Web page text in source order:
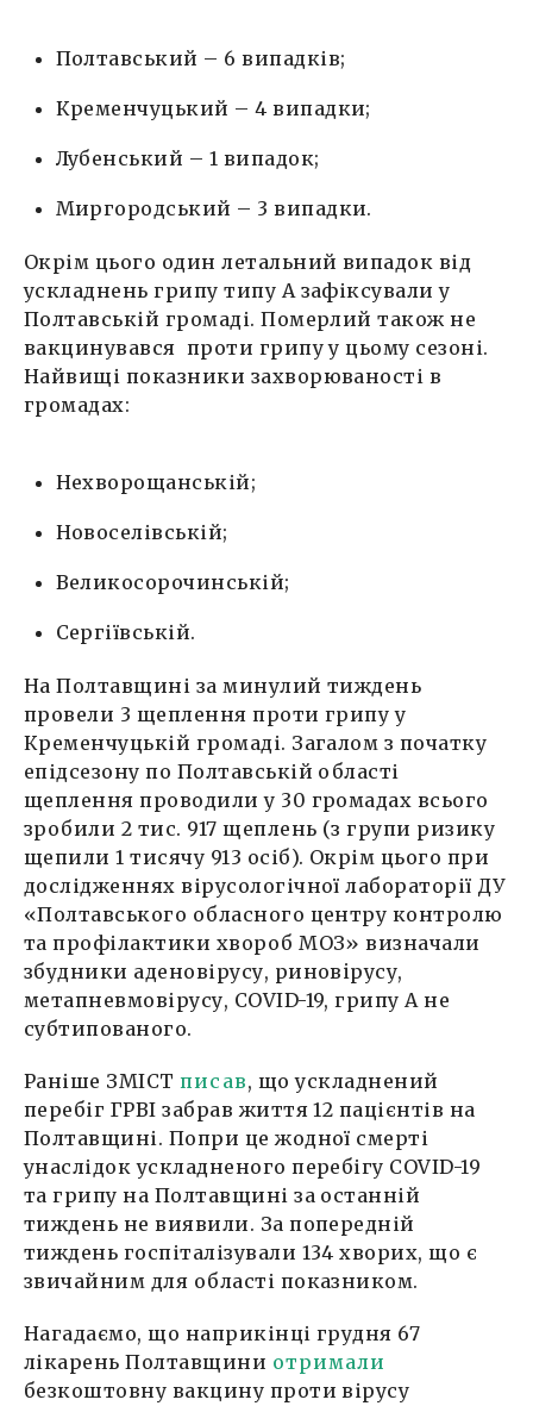
Полтавський – 6 випадків;
Кременчуцький – 4 випадки;
Лубенський – 1 випадок;
Миргородський – 3 випадки.
Окрім цього один летальний випадок від
ускладнень грипу типу А зафіксували у
Полтавській громаді. Померлий також не
вакцинувався проти грипу у цьому сезоні.
Найвищі показники захворюваності в
громадах:
Нехворощанській;
Новоселівській;
Великосорочинській;
Сергіївській.
На Полтавщині за минулий тиждень
провели 3 щеплення проти грипу у
Кременчуцькій громаді. Загалом з початку
епідсезону по Полтавській області
щеплення проводили у 30 громадах всього
зробили 2 тис. 917 щеплень (з групи ризику
щепили 1 тисячу 913 осіб). Окрім цього при
дослідженнях вірусологічної лабораторії ДУ
«Полтавського обласного центру контролю
та профілактики хвороб МОЗ» визначали
збудники аденовірусу, риновiрусу,
метапневмовірусу, COVID-19, грипу А не
субтипованого.
Раніше ЗМІСТписав, що ускладнений
перебіг ГРВІ забрав життя 12 пацієнтів на
Полтавщині. Попри це жодної смерті
унаслідок ускладненого перебігу COVID-19
та грипу на Полтавщині за останній
тиждень не виявили. За попередній
тиждень госпіталізували 134 хворих, що є
звичайним для області показником.
Нагадаємо, що наприкінці грудня 67
лікарень Полтавщини отримали
безкоштовну вакцину проти вірусу